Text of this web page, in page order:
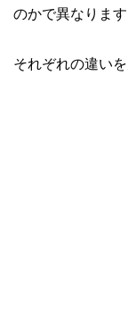
執筆者
やすさ
私たち
のかで異なります
それぞれの違い